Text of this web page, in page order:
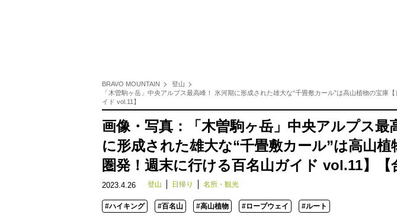
BRAVO MOUNTAIN
登山
「木曽駒ヶ岳」中央アルプス最高峰！ 氷河期に形成された雄大な“千畳敷カール”は高山植物の宝庫
イド vol.11】
画像・写真：「木曽駒ヶ岳」中央アルプス最
に形成された雄大な“千畳敷カール”は高山植
圏発！週末に行ける百名山ガイド vol.11】【
2023.4.26 登山 日帰り 名所・観光
#ハイキング #百名山 #高山植物 #ロープウェイ #ルート